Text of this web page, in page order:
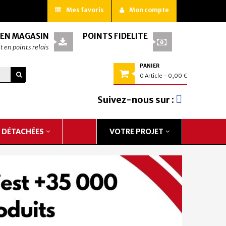
Mes favoris Mon compte
MAGASIN
en points relais
POINTS FIDÉLITÉ
PANIER
0 Article - 0,00 €
Suivez-nous sur :
DÉTACHÉES VOTRE PROJET